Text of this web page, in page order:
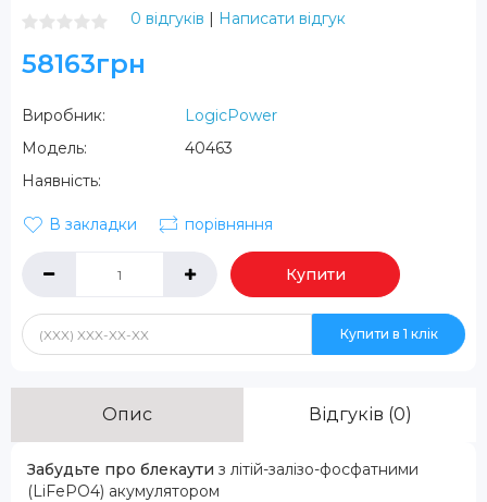
0 відгуків | Написати відгук
58163грн
Виробник:
LogicPower
Модель:
40463
Наявність:
В закладки порівняння
Купити
Купити в 1 клік
Опис Відгуків (0)
Забудьте про блекаути з літій-залізо-фосфатними
(LiFePO4) акумулятором